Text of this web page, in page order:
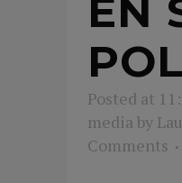
EN
Posted at
media by
Comments